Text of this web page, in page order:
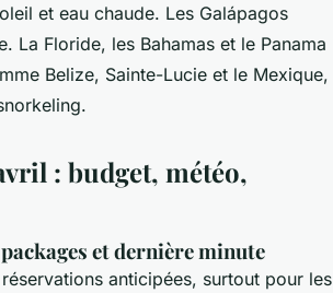
et eau chaude. Les Galápagos
La Floride, les Bahamas et le Panama
Belize, Sainte-Lucie et le Mexique,
: budget, météo,
et dernière minute
anticipées, surtout pour les